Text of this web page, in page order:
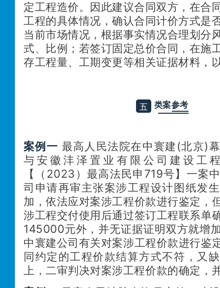
定工程造价。因此建议合同双方，在合
工程的具体情况，确认合同计价方式是
当前市场情况，根据事实情况合理划分
式、比例；若签订固定总价合同，在施
存工程量、工期变更等相关证据材料，
五 类案参考
案例一 最高人民法院在中寰建(北京)
与安徽沣泽置业有限公司建设工
【（2023）最高法民申719号】一案
司申请再审主张案涉工程设计图纸发
加，依法应对案涉工程价款进行鉴定，
涉工程交付使用后通过签订工程联系单
145000元外，并无证据证明双方就增
中寰建公司有关对案涉工程价款进行鉴
同约定的工程价款结算方式不符，又
上，二审判决对案涉工程价款的确定，